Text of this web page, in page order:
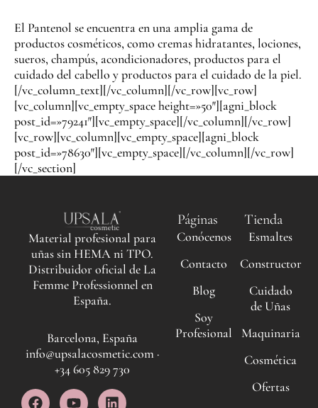
El Pantenol se encuentra en una amplia gama de
productos cosméticos, como cremas hidratantes, lociones,
sueros, champús, acondicionadores, productos para el
cuidado del cabello y productos para el cuidado de la piel.
[/vc_column_text][/vc_column][/vc_row][vc_row]
[vc_column][vc_empty_space height=»50″][agni_block
post_id=»79241″][vc_empty_space][/vc_column][/vc_row]
[vc_row][vc_column][vc_empty_space][agni_block
post_id=»78630″][vc_empty_space][/vc_column][/vc_row]
[/vc_section]
Material profesional para
uñas sin HEMA ni TPO.
Distribuidor oficial de La
Femme Professionnel en
España.
Barcelona, España
info@upsalacosmetic.com ·
+34 605 829 730
F
Y
L
I
Páginas
Conócenos
Contacto
Blog
Soy
Profesional
Tienda
Esmaltes
Constructor
Cuidado
de Uñas
Maquinaria
Cosmética
Ofertas